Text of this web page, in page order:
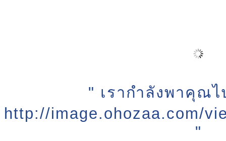
" เรากำลังพาคุณไ
http://image.ohozaa.com/
"